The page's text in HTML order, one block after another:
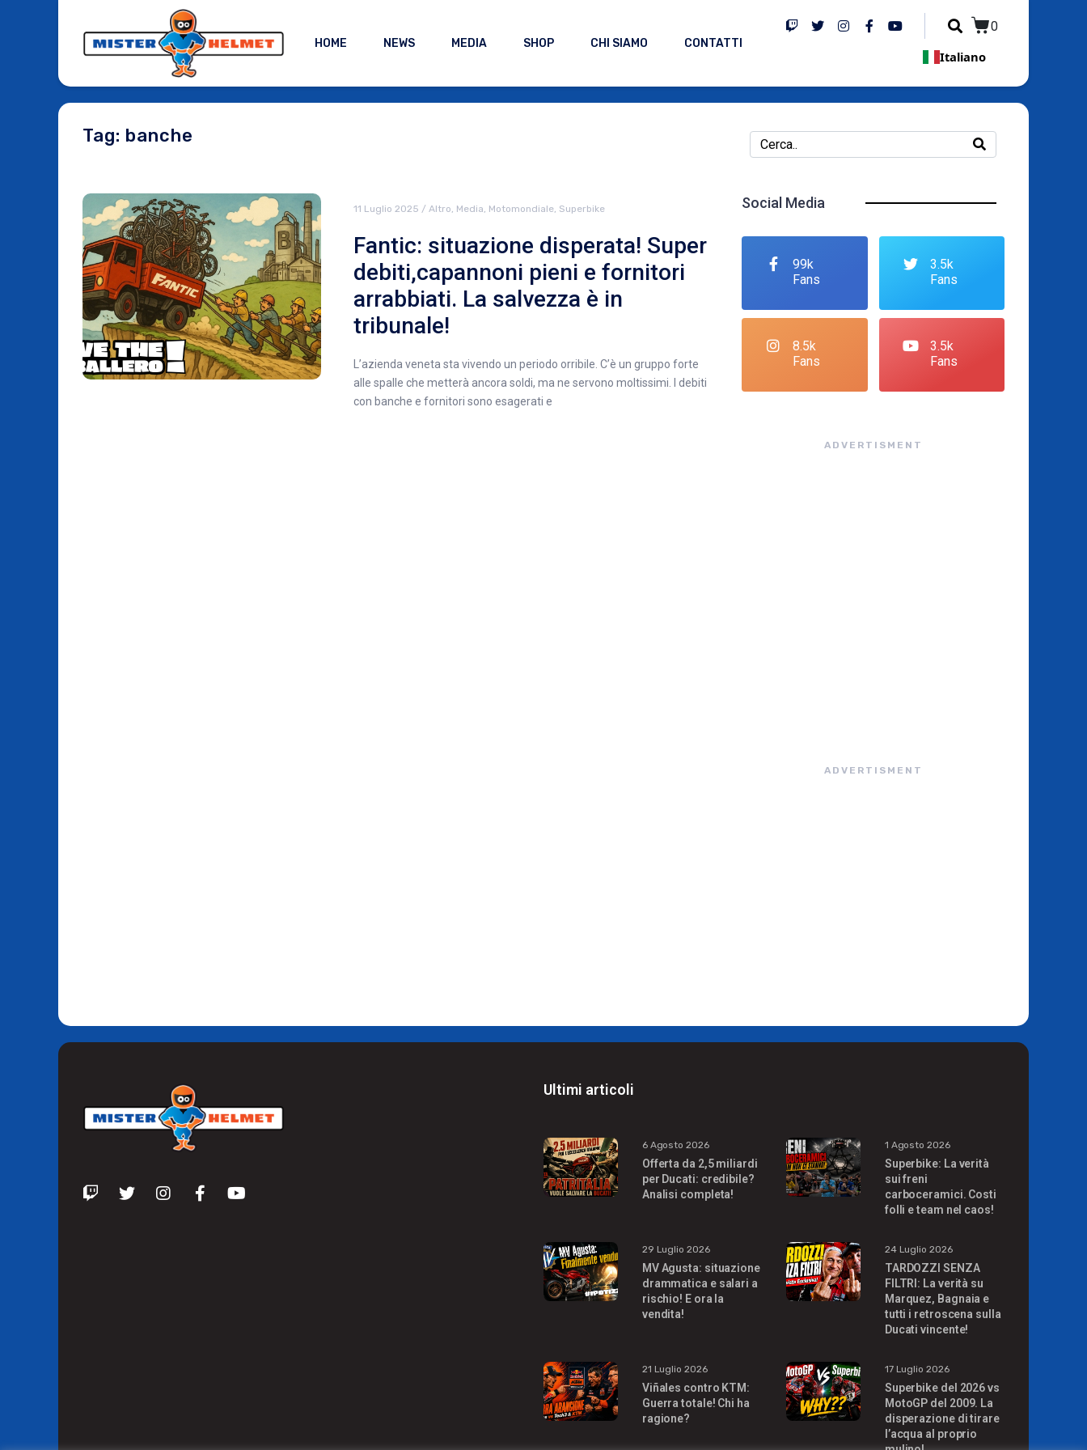
HOME NEWS MEDIA SHOP CHI SIAMO CONTATTI
0
Italiano
Tag: banche
11 Luglio 2025 / Altro, Media, Motomondiale, Superbike
Fantic: situazione disperata! Super
debiti,capannoni pieni e fornitori
arrabbiati. La salvezza è in
tribunale!
L’azienda veneta sta vivendo un periodo orribile. C’è un gruppo forte
alle spalle che metterà ancora soldi, ma ne servono moltissimi. I debiti
con banche e fornitori sono esagerati e
Social Media
99k
Fans
3.5k
Fans
8.5k
Fans
3.5k
Fans
ADVERTISMENT
ADVERTISMENT
Ultimi articoli
6 Agosto 2026
Offerta da 2,5 miliardi
per Ducati: credibile?
Analisi completa!
1 Agosto 2026
Superbike: La verità
sui freni
carboceramici. Costi
folli e team nel caos!
29 Luglio 2026
MV Agusta: situazione
drammatica e salari a
rischio! E ora la
vendita!
24 Luglio 2026
TARDOZZI SENZA
FILTRI: La verità su
Marquez, Bagnaia e
tutti i retroscena sulla
Ducati vincente!
21 Luglio 2026
Viñales contro KTM:
Guerra totale! Chi ha
ragione?
17 Luglio 2026
Superbike del 2026 vs
MotoGP del 2009. La
disperazione di tirare
l’acqua al proprio